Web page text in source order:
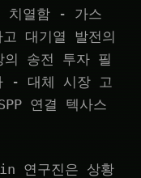
치열함 - 가스
대기열 발전의
의 송전 투자 필
- 대체 시장 고
연결 텍사스
연구진은 상황